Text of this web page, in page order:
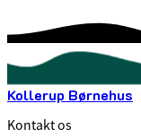
Kollerup Børnehus
Kontakt os